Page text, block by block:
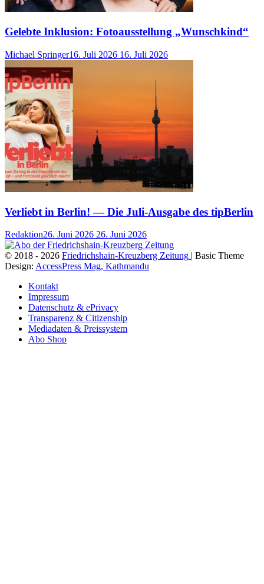
Gelebte Inklusion: Fotoausstellung „Wunschkind“
Michael Springer16. Juli 2026 16. Juli 2026
Verliebt in Berlin! — Die Juli-Ausgabe des tipBerlin
Redaktion26. Juni 2026 26. Juni 2026
© 2018 - 2026 Friedrichshain-Kreuzberg Zeitung | Basic Theme
Design: AccessPress Mag, Kathmandu
Kontakt
Impressum
Datenschutz & ePrivacy
Transparenz & Citizenship
Mediadaten & Preissystem
Abo Shop